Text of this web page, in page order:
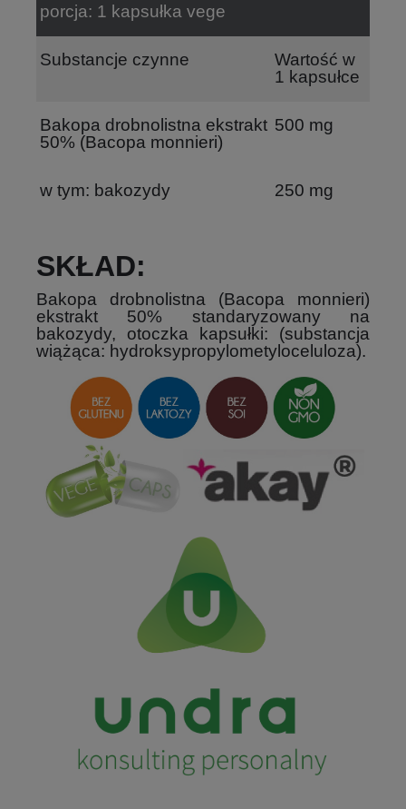
porcja: 1 kapsułka vege
Substancje czynne
Wartość w
1 kapsułce
Bakopa drobnolistna ekstrakt
50% (Bacopa monnieri)
500 mg
w tym: bakozydy 250 mg
SKŁAD:
Bakopa drobnolistna (Bacopa monnieri)
ekstrakt 50% standaryzowany na
bakozydy, otoczka kapsułki: (substancja
wiążąca: hydroksypropylometyloceluloza).